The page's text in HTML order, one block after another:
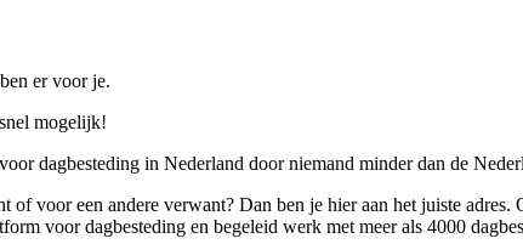
er voor je.
mogelijk!
dagbesteding in Nederland door niemand minder dan de
of voor een andere verwant? Dan ben je hier aan het juiste
voor dagbesteding en begeleid werk met meer als 4000